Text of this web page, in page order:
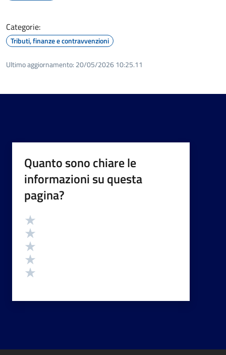
Categorie:
Tributi, finanze e contravvenzioni
Ultimo aggiornamento: 20/05/2026 10:25.11
Quanto sono chiare le
informazioni su questa
pagina?
Valutazione